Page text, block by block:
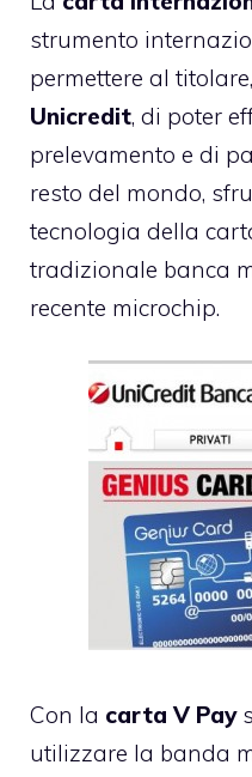
strumento
permettere al
Unicredit, di poter
prelevamento e di
resto del mondo,
tecnologia della
tradizionale banca
recente microchip.
Con la carta V Pay
utilizzare la banda